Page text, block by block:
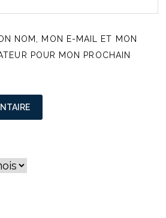
NOM, MON E-MAIL ET MON
POUR MON PROCHAIN